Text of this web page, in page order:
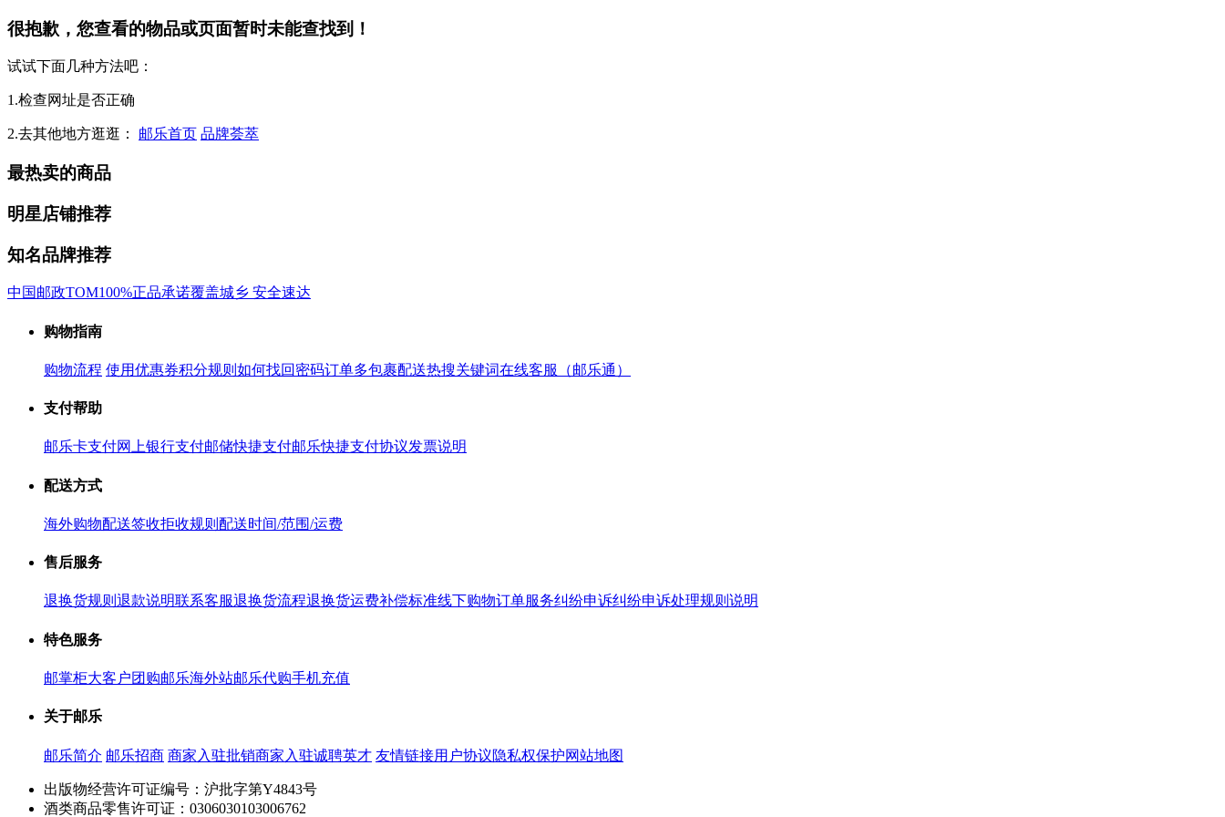
很抱歉，您查看的物品或页面暂时未能查找到！
试试下面几种方法吧：
1.检查网址是否正确
2.去其他地方逛逛： 邮乐首页 品牌荟萃
最热卖的商品
明星店铺推荐
知名品牌推荐
中国邮政TOM100%正品承诺覆盖城乡 安全速达
购物指南
购物流程 使用优惠券积分规则 如何找回密码订单多包裹配送热搜关键词在线客服（邮乐通）
支付帮助
邮乐卡支付网上银行支付邮储快捷支付邮乐快捷支付协议发票说明
配送方式
海外购物配送签收拒收规则 配送时间/范围/运费
售后服务
退换货规则 退款说明联系客服退换货流程退换货运费补偿标准线下购物订单服务纠纷申诉纠纷申诉处理规则说明
特色服务
邮掌柜大客户团购邮乐海外站邮乐代购手机充值
关于邮乐
邮乐简介 邮乐招商 商家入驻批销商家入驻诚聘英才 友情链接用户协议隐私权保护网站地图
出版物经营许可证编号：沪批字第Y4843号
酒类商品零售许可证：0306030103006762